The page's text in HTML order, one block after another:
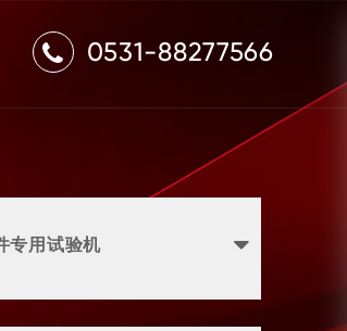
0531-88277566
专用试验机